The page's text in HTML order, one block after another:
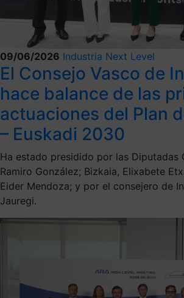
09/06/2026 Industria Next Level
El Consejo Vasco de
hace balance de las
actuaciones del Plan
– Euskadi 2030
Ha estado presidido por las Diputadas
Ramiro González; Bizkaia, Elixabete
Eider Mendoza; y por el consejero de
Jauregi.